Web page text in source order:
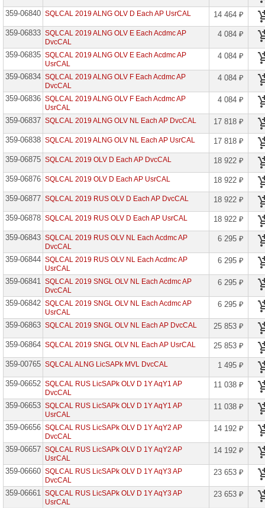
Prot
Prem
P2
EDU
Azure
Info
Prot
Prem
P2
Open
Azure
Info
Prot
Prem
P2
Fclty
Azure
Info
Prot
Prem
Open
Std
Azure
SQL
Edge
Licenses
Azure
Subscription
Services
Open
Azure
Subscription
Svc
Open
Faculty
Subscription
Svc
Open
Student
Bing
Maps
Known
User
Bing
Maps
Light
Known
User
359-06840 SQLCAL 2019 ALNG OLV D Each AP UsrCAL 14 464 ₽
359-06833 SQLCAL 2019 ALNG OLV E Each Acdmc AP
DvcCAL
4 084 ₽
359-06835 SQLCAL 2019 ALNG OLV E Each Acdmc AP
UsrCAL
4 084 ₽
359-06834 SQLCAL 2019 ALNG OLV F Each Acdmc AP
DvcCAL
4 084 ₽
359-06836 SQLCAL 2019 ALNG OLV F Each Acdmc AP
UsrCAL
4 084 ₽
359-06837 SQLCAL 2019 ALNG OLV NL Each AP DvcCAL 17 818 ₽
359-06838 SQLCAL 2019 ALNG OLV NL Each AP UsrCAL 17 818 ₽
359-06875 SQLCAL 2019 OLV D Each AP DvcCAL 18 922 ₽
359-06876 SQLCAL 2019 OLV D Each AP UsrCAL 18 922 ₽
359-06877 SQLCAL 2019 RUS OLV D Each AP DvcCAL 18 922 ₽
359-06878 SQLCAL 2019 RUS OLV D Each AP UsrCAL 18 922 ₽
359-06843 SQLCAL 2019 RUS OLV NL Each Acdmc AP
DvcCAL
6 295 ₽
359-06844 SQLCAL 2019 RUS OLV NL Each Acdmc AP
UsrCAL
6 295 ₽
359-06841 SQLCAL 2019 SNGL OLV NL Each Acdmc AP
DvcCAL
6 295 ₽
359-06842 SQLCAL 2019 SNGL OLV NL Each Acdmc AP
UsrCAL
6 295 ₽
359-06863 SQLCAL 2019 SNGL OLV NL Each AP DvcCAL 25 853 ₽
359-06864 SQLCAL 2019 SNGL OLV NL Each AP UsrCAL 25 853 ₽
359-00765 SQLCAL ALNG LicSAPk MVL DvcCAL 1 495 ₽
359-06652 SQLCAL RUS LicSAPk OLV D 1Y AqY1 AP
DvcCAL
11 038 ₽
359-06653 SQLCAL RUS LicSAPk OLV D 1Y AqY1 AP
UsrCAL
11 038 ₽
359-06656 SQLCAL RUS LicSAPk OLV D 1Y AqY2 AP
DvcCAL
14 192 ₽
359-06657 SQLCAL RUS LicSAPk OLV D 1Y AqY2 AP
UsrCAL
14 192 ₽
359-06660 SQLCAL RUS LicSAPk OLV D 1Y AqY3 AP
DvcCAL
23 653 ₽
359-06661 SQLCAL RUS LicSAPk OLV D 1Y AqY3 AP
UsrCAL
23 653 ₽